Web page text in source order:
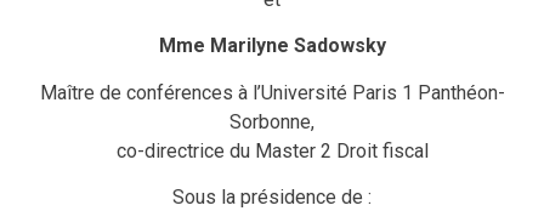
Mme Marilyne Sadowsky
Maître de conférences à l’Université Paris 1 Panthéon-
Sorbonne,
co-directrice du Master 2 Droit fiscal
Sous la présidence de :